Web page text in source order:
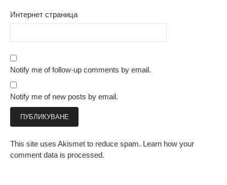
Интернет страница
Notify me of follow-up comments by email.
Notify me of new posts by email.
This site uses Akismet to reduce spam. Learn how your
comment data is processed.